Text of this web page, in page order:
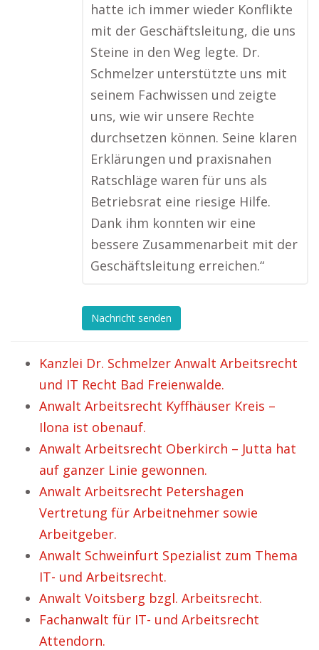
hatte ich immer wieder Konflikte
mit der Geschäftsleitung, die uns
Steine in den Weg legte. Dr.
Schmelzer unterstützte uns mit
seinem Fachwissen und zeigte
uns, wie wir unsere Rechte
durchsetzen können. Seine klaren
Erklärungen und praxisnahen
Ratschläge waren für uns als
Betriebsrat eine riesige Hilfe.
Dank ihm konnten wir eine
bessere Zusammenarbeit mit der
Geschäftsleitung erreichen.“
Nachricht senden
Kanzlei Dr. Schmelzer Anwalt Arbeitsrecht
und IT Recht Bad Freienwalde.
Anwalt Arbeitsrecht Kyffhäuser Kreis –
Ilona ist obenauf.
Anwalt Arbeitsrecht Oberkirch – Jutta hat
auf ganzer Linie gewonnen.
Anwalt Arbeitsrecht Petershagen
Vertretung für Arbeitnehmer sowie
Arbeitgeber.
Anwalt Schweinfurt Spezialist zum Thema
IT- und Arbeitsrecht.
Anwalt Voitsberg bzgl. Arbeitsrecht.
Fachanwalt für IT- und Arbeitsrecht
Attendorn.